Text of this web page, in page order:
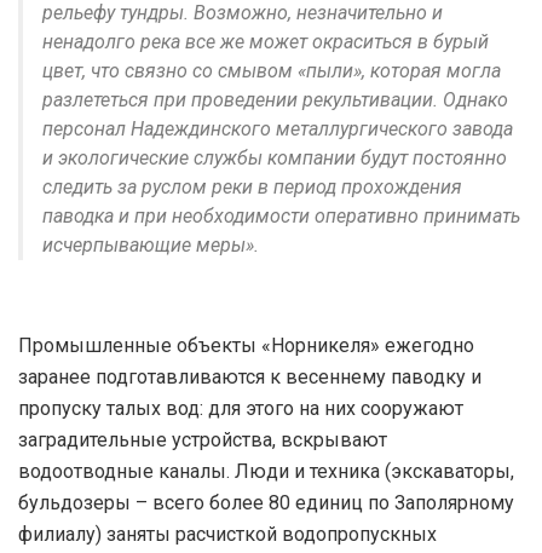
рельефу тундры. Возможно, незначительно и
ненадолго река все же может окраситься в бурый
цвет, что связно со смывом «пыли», которая могла
разлететься при проведении рекультивации. Однако
персонал Надеждинского металлургического завода
и экологические службы компании будут постоянно
следить за руслом реки в период прохождения
паводка и при необходимости оперативно принимать
исчерпывающие меры».
Промышленные объекты «Норникеля» ежегодно
заранее подготавливаются к весеннему паводку и
пропуску талых вод: для этого на них сооружают
заградительные устройства, вскрывают
водоотводные каналы. Люди и техника (экскаваторы,
бульдозеры – всего более 80 единиц по Заполярному
филиалу) заняты расчисткой водопропускных